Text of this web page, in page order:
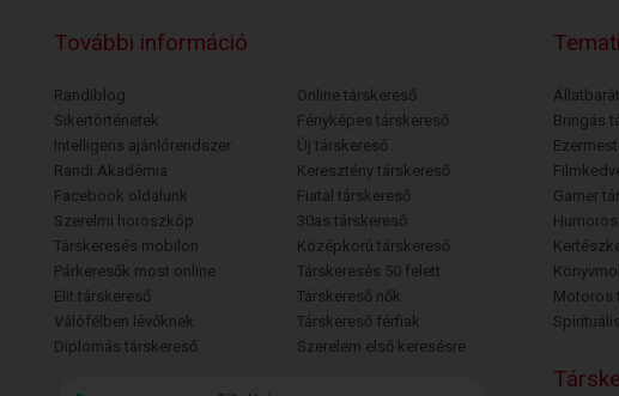
További információ
Randiblog
Sikertörténetek
Intelligens ajánlórendszer
Randi Akadémia
Facebook oldalunk
Szerelmi horoszkóp
Társkeresés mobilon
Párkeresők most online
Elit társkereső
Válófélben lévőknek
Diplomás társkereső
Online társkereső
Fényképes társkereső
Új társkereső
Keresztény társkereső
Fiatal társkereső
30as társkereső
Középkorú társkereső
Társkeresés 50 felett
Társkereső nők
Társkereső férfiak
Szerelem első keresésre
Bringás
Gamer
Motoros